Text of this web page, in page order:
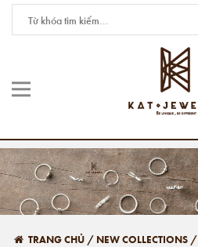
TRANG CHỦ / NEW COLLECTIONS /